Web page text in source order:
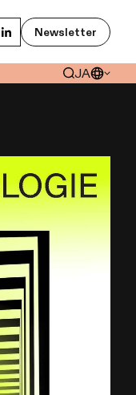
Newsletter
JA